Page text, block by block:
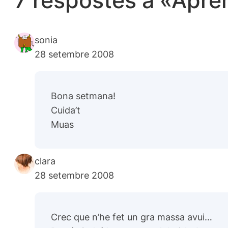
sonia
28 setembre 2008
Bona setmana!
Cuida’t
Muas
clara
28 setembre 2008
Crec que n’he fet un gra massa avui…